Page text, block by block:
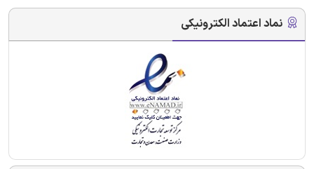
نماد اعتماد الکترونیکی